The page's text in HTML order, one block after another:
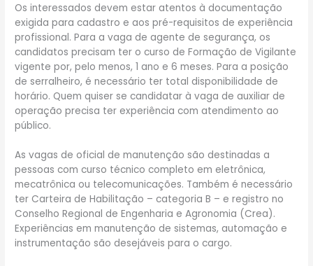
Os interessados devem estar atentos à documentação
exigida para cadastro e aos pré-requisitos de experiência
profissional. Para a vaga de agente de segurança, os
candidatos precisam ter o curso de Formação de Vigilante
vigente por, pelo menos, 1 ano e 6 meses. Para a posição
de serralheiro, é necessário ter total disponibilidade de
horário. Quem quiser se candidatar à vaga de auxiliar de
operação precisa ter experiência com atendimento ao
público.
As vagas de oficial de manutenção são destinadas a
pessoas com curso técnico completo em eletrônica,
mecatrônica ou telecomunicações. Também é necessário
ter Carteira de Habilitação – categoria B – e registro no
Conselho Regional de Engenharia e Agronomia (Crea).
Experiências em manutenção de sistemas, automação e
instrumentação são desejáveis para o cargo.